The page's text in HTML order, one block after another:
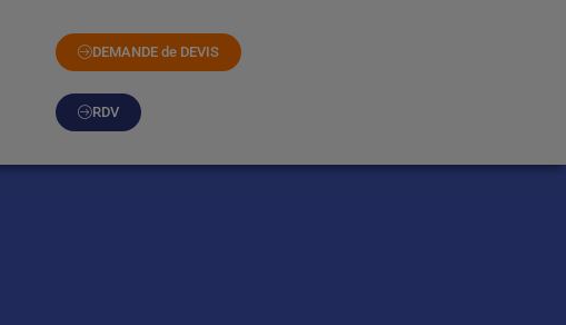
DEMANDE de DEVIS
RDV